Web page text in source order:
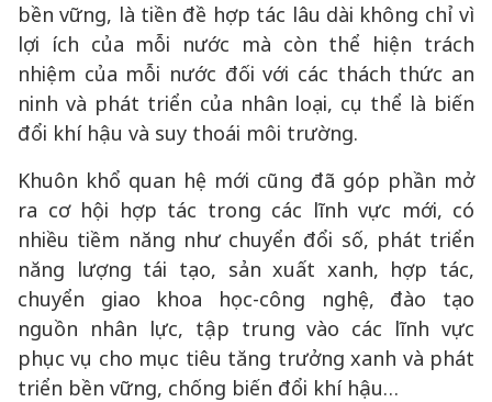
bền vững, là tiền đề hợp tác lâu dài không chỉ vì
lợi ích của mỗi nước mà còn thể hiện trách
nhiệm của mỗi nước đối với các thách thức an
ninh và phát triển của nhân loại, cụ thể là biến
đổi khí hậu và suy thoái môi trường.
Khuôn khổ quan hệ mới cũng đã góp phần mở
ra cơ hội hợp tác trong các lĩnh vực mới, có
nhiều tiềm năng như chuyển đổi số, phát triển
năng lượng tái tạo, sản xuất xanh, hợp tác,
chuyển giao khoa học-công nghệ, đào tạo
nguồn nhân lực, tập trung vào các lĩnh vực
phục vụ cho mục tiêu tăng trưởng xanh và phát
triển bền vững, chống biến đổi khí hậu…